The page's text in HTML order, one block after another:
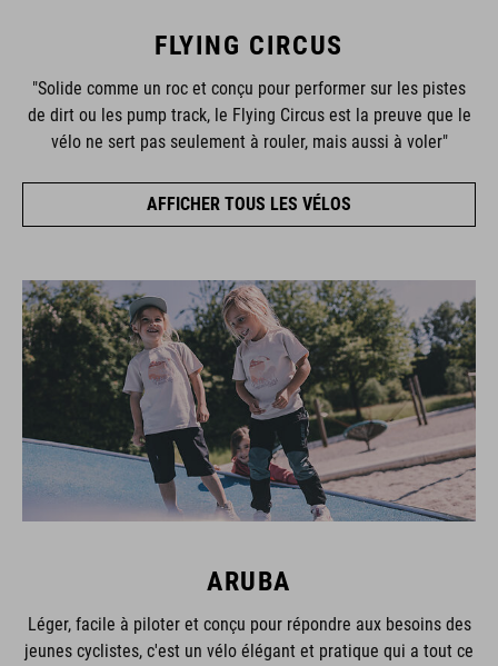
FLYING CIRCUS
"Solide comme un roc et conçu pour performer sur les pistes
de dirt ou les pump track, le Flying Circus est la preuve que le
vélo ne sert pas seulement à rouler, mais aussi à voler"
AFFICHER TOUS LES VÉLOS
ARUBA
Léger, facile à piloter et conçu pour répondre aux besoins des
jeunes cyclistes, c'est un vélo élégant et pratique qui a tout ce